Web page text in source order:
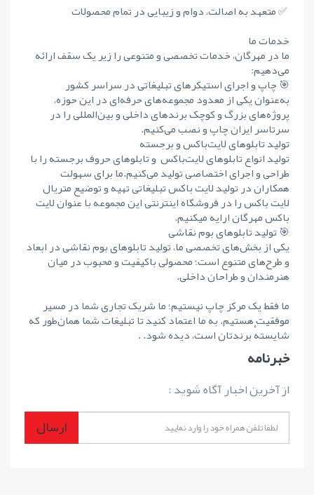
✅ متعهد به اصالت، دوام و زیبایی در تمام محصولات
خدمات ما
ما در مهرگان، خدمات تخصصی و متنوعی را زیر یک سقف ارائه
می‌دهیم:
🎯 چاپ و اجرای استیکرهای تبلیغاتی در سراسر کشور
به‌عنوان یکی از معدود مجموعه‌های حرفه‌ای در این حوزه،
پروژه‌های بزرگ و کوچک برندهای داخلی و بین‌المللی را در
سرتاسر ایران چاپ و نصب می‌کنیم.
تولید تابلوهای لایت‌باکس و برجسته
تولید انواع تابلوهای لایت‌باکس و تابلوهای حروف برجسته را با
طراحی و اجرای اختصاصی تولید می‌کنیم.ما برای سهولت
همکاران در تولید لایت باکس تبلیغاتی تهیه و توضیع متریال
لایت باکس را در فروشگاه اینترنتی این مجموعه با عنوان لایت
باکس مهرگان ارایه میکنیم.
🎯 تولید تابلوهای بوم نقاشی
یکی از بخش‌های تخصصی ما، تولید تابلوهای بوم نقاشی در ابعاد
و طرح‌های متنوع است؛ محصولی باکیفیت و محبوب در میان
هنرمندان و طراحان داخلی.
ما فقط یک مرکز چاپ نیستیم؛ ما شریک تجاری شما در مسیر
موفقیت هستیم. به ما اعتماد کنید تا تبلیغات شما همان‌طور که
شایستهٔ برندتان است، دیده شود. .
خبرنامه
از آخرین اخبار آگاه شوید :
ارسال